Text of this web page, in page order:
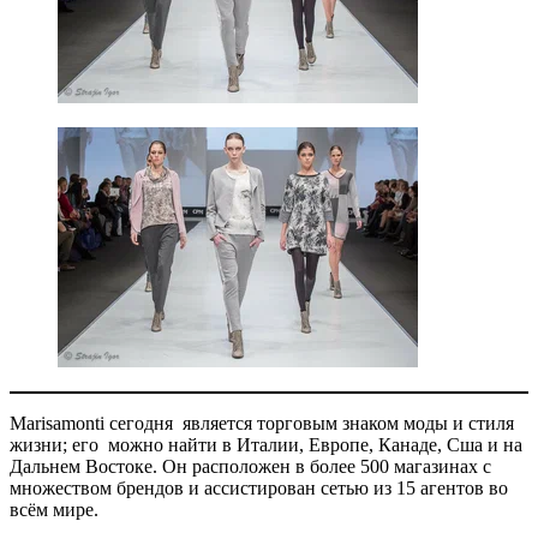
Marisamonti сегодня является торговым знаком моды и стиля
жизни; его можно найти в Италии, Европе, Канаде, Сша и на
Дальнем Востоке. Он расположен в более 500 магазинах с
множeством брендов и ассистирован сетью из 15 агентов во
всём мире.